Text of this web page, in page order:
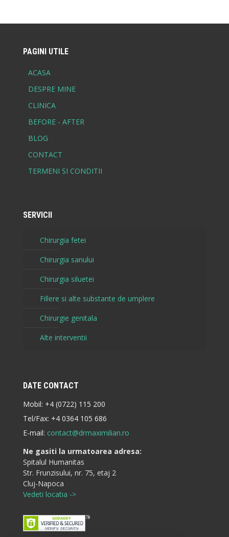
PAGINI UTILE
ACASA
DESPRE MINE
CLINICA
BEFORE - AFTER
BLOG
CONTACT
TERMENI SI CONDITII
SERVICII
Chirurgia fetei
Chirurgia sanului
Chirurgia siluetei
Fillere si alte substante de umplere
Chirurgie genitala
Alte interventii
DATE CONTACT
Mobil: +4 (0722) 115 200
Tel/Fax: +4 0364 105 686
E-mail: contact@drmaximilian.ro
Ne gasiti la urmatoarea adresa:
Spitalul Humanitas
Str. Frunzisului, nr. 75, etaj 2
Cluj-Napoca
Vedeti locatia ->